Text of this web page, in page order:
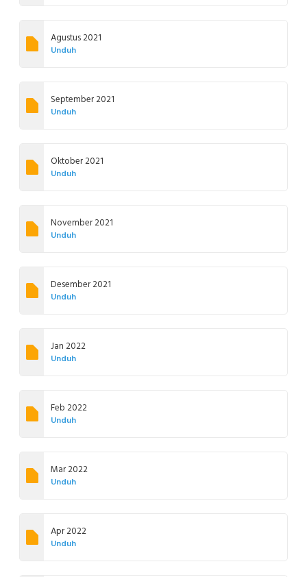
Agustus 2021
Unduh
September 2021
Unduh
Oktober 2021
Unduh
November 2021
Unduh
Desember 2021
Unduh
Jan 2022
Unduh
Feb 2022
Unduh
Mar 2022
Unduh
Apr 2022
Unduh